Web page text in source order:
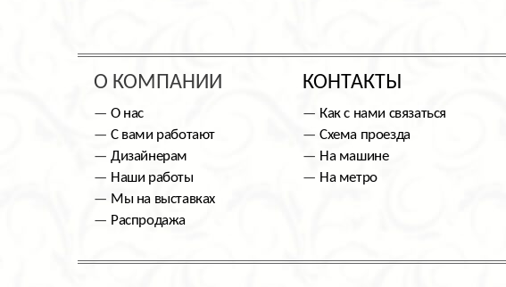
О КОМПАНИИ
О нас
С вами работают
Дизайнерам
Наши работы
Мы на выставках
Распродажа
КОНТАКТЫ
Как с нами связаться
Схема проезда
На машине
На метро